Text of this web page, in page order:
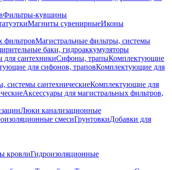
Фильтры-кувшины
Магниты сувенирныеИконы
фильтровМагистральные фильтры, системы
баки, гидроаккумуляторы
сантехникиСифоны, трапыКомплектующие
для сифонов, траповКомплектующие для
системы сантехническиеКомплектующие для
Аксессуары для магистральных фильтров,
Люки канализационные
смесиГрунтовкиДобавки для
кровлиГидроизоляционные